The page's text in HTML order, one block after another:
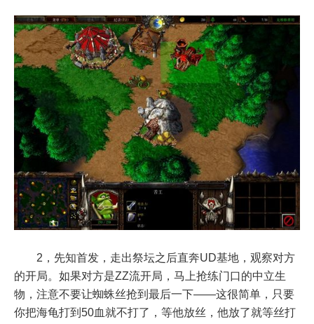
2，先知首发，走出祭坛之后直奔UD基地，观察对方
的开局。如果对方是ZZ流开局，马上抢练门口的中立生
物，注意不要让蜘蛛丝抢到最后一下——这很简单，只要
你把海龟打到50血就不打了，等他放丝，他放了就等丝打